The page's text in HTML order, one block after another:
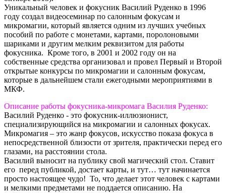
Уникальный человек и фокусник Василий Руденко в 1996
году создал видеосеминар по салонным фокусам и
микромагии, который является одним из лучших учебных
пособий по работе с монетами, картами, поролоновыми
шариками и другим мелким реквизитом для работы
фокусника. Кроме того, в 2001 и 2002 году он на
собственные средства организовал и провел Первый и Второй
открытые конкурсы по микромагии и салонным фокусам,
которые в дальнейшем стали ежегодными мероприятиями в
МКФ.
Описание работы фокусника-микромага Василия Руденко:
Василий Руденко - это фокусник-иллюзионист,
специализирующийся на микромагии и салонных фокусах.
Микромагия – это жанр фокусов, искусство показа фокуса в
непосредственной близости от зрителя, практически перед его
глазами, на расстоянии стола.
Василий выносит на публику свой магический стол. Ставит
его перед публикой, достает карты, и тут… тут начинается
просто настоящее чудо! То, что делает этот человек с картами
и мелкими предметами не поддается описанию. На